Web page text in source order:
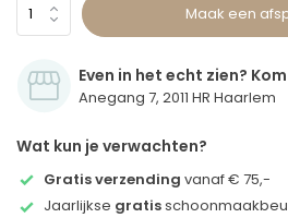
Maak een
Even in het echt zien?
Anegang 7, 2011 HR Haarlem
Wat kun je verwachten?
Gratis verzending vanaf € 75,-
Jaarlijkse gratis